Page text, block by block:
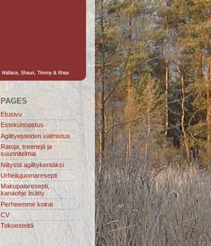
PAGES
Etusivu
Estekunnostus
Agilityesteiden valmistus
Ratoja, treenejä ja
suunnitelmia
Niitystä agilitykentäksi
Urheilujuomaresepti
Makupalaresepti,
kanaohje lisätty
Perheemme koirat
CV
Tokoesteitä